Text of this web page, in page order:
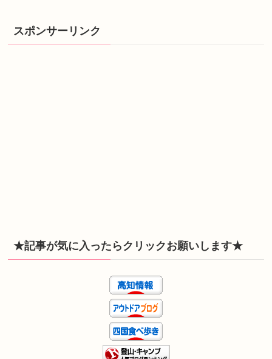
スポンサーリンク
★記事が気に入ったらクリックお願いします★